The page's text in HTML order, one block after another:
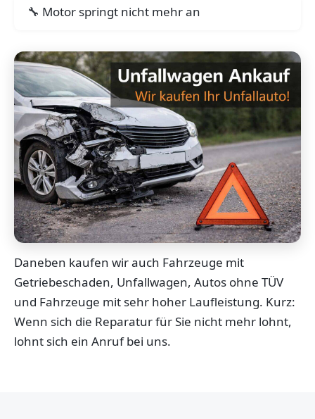
Motor springt nicht mehr an
Daneben kaufen wir auch Fahrzeuge mit
Getriebeschaden, Unfallwagen, Autos ohne TÜV
und Fahrzeuge mit sehr hoher Laufleistung. Kurz:
Wenn sich die Reparatur für Sie nicht mehr lohnt,
lohnt sich ein Anruf bei uns.